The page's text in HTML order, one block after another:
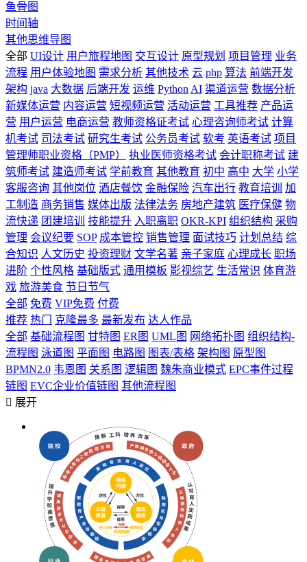
鱼骨图
时间轴
其他思维导图
全部 UI设计 用户旅程地图 交互设计 原型规划 项目管理 业务
流程 用户体验地图 需求分析 其他技术 云 php 算法 前端开发
架构 java 大数据 后端开发 运维 Python AI 渠道运营 数据分析
新媒体运营 内容运营 短视频运营 活动运营 工具推荐 产品运
营 用户运营 电商运营 教师资格证考试 心理咨询师考试 计算
机考试 司法考试 研究生考试 公务员考试 软考 英语考试 项目
管理师职业资格（PMP）
执业医师资格考试 会计职称考试 建
筑师考试 建造师考试 学前教育 其他教育 初中 高中 大学 小学
客服咨询 其他岗位 酒店餐饮 金融保险 汽车出行 教育培训
加
工制造 商务销售 媒体出版 法律法务 房地产建筑 医疗保健 物
流快递 团建培训 技能提升 入职离职 OKR-KPI 组织结构 采购
管理 会议纪要 SOP 成本管控 销售管理 面试技巧 计划总结 综
合知识 人文历史 投资理财 文学名著 亲子家庭 心理成长 职场
进阶 个性风格 基础版式 通用模板 影视综艺 生活常识 体育游
戏 旅游美食 节日节气
全部 免费 VIP免费 付费
推荐 热门 克隆最多 最新发布 达人作品
全部 基础流程图 甘特图 ER图 UML图 网络拓扑图 组织结构-
流程图 泳道图 平面图 电路图 图表/表格 架构图 原型图
BPMN2.0 韦恩图 关系图 逻辑图 魏朱商业模式 EPC事件过程
链图 EVC企业价值链图 其他流程图
 展开